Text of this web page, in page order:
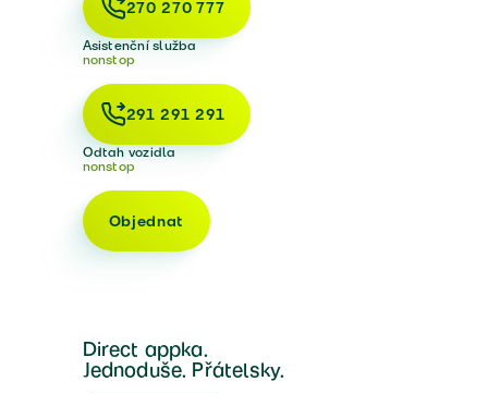
270 270 777
Asistenční služba
nonstop
291 291 291
Odtah vozidla
nonstop
Objednat
Direct appka.
Jednoduše. Přátelsky.